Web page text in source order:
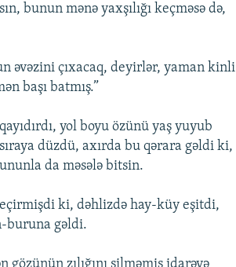
bunun mənə yaxşılığı keçməsə də,
əvəzini çıxacaq, deyirlər, yaman kinli
başı batmış.”
yol boyu özünü yaş yuyub
düzdü, axırda bu qərara gəldi ki,
da məsələ bitsin.
ki, dəhlizdə hay-küy eşitdi,
buruna gəldi.